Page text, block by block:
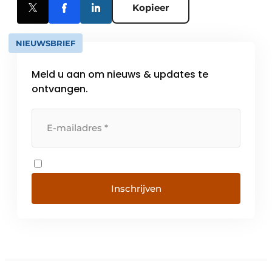
Kopieer
NIEUWSBRIEF
Meld u aan om nieuws & updates te
ontvangen.
Inschrijven